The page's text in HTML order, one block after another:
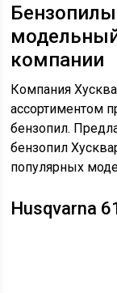
компании
Компания
ассортиментом
бензопил.
бензопил
популярных
Husqvarna